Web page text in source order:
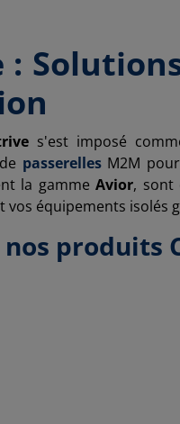
:
s'est imposé
passerellesM2M pour
la gamme Avior, sont
équipements isolés
nos produits